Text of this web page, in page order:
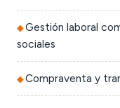
Gestión laboral
sociales
Compraventa y